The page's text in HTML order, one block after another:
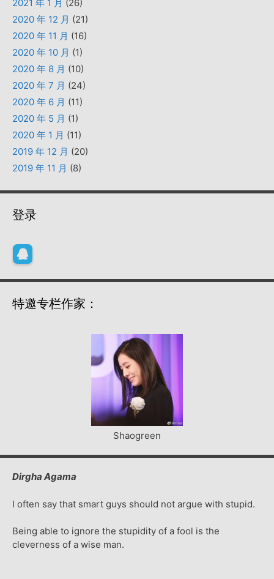
2021 年 1 月 (26)
2020 年 12 月 (21)
2020 年 11 月 (16)
2020 年 10 月 (1)
2020 年 8 月 (10)
2020 年 7 月 (24)
2020 年 6 月 (11)
2020 年 5 月 (1)
2020 年 1 月 (11)
2019 年 12 月 (20)
2019 年 11 月 (8)
登录
特邀专栏作家：
Shaogreen
Dirgha Agama
I often say that smart guys should not argue with stupid.
Being able to ignore the stupidity of a fool is the
cleverness of a wise man.